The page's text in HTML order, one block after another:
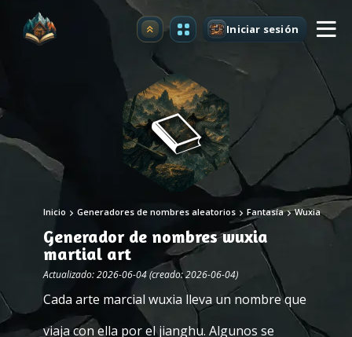
Mejorar Iniciar sesión
Inicio Generadores de nombres aleatorios Fantasía Wuxia
Generador de nombres wuxia
martial art
Actualizado: 2026-06-04 (creado: 2026-06-04)
Cada arte marcial wuxia lleva un nombre que
viaja con ella por el jianghu. Algunos se